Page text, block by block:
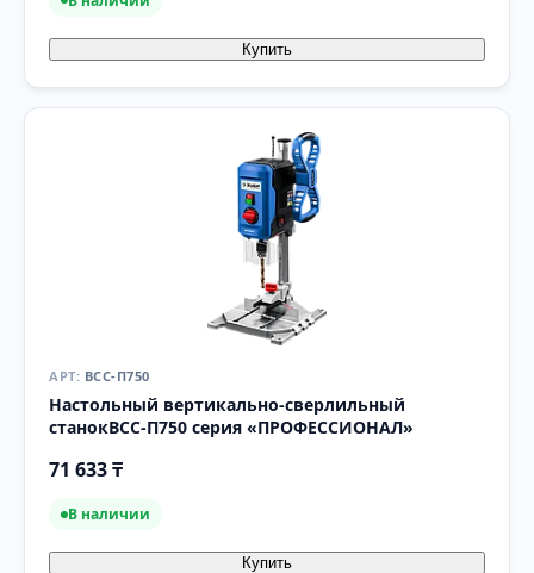
Купить
ВСС-П750
Настольный вертикально-сверлильный
станокВСС-П750 серия «ПРОФЕССИОНАЛ»
71 633 ₸
В наличии
Купить